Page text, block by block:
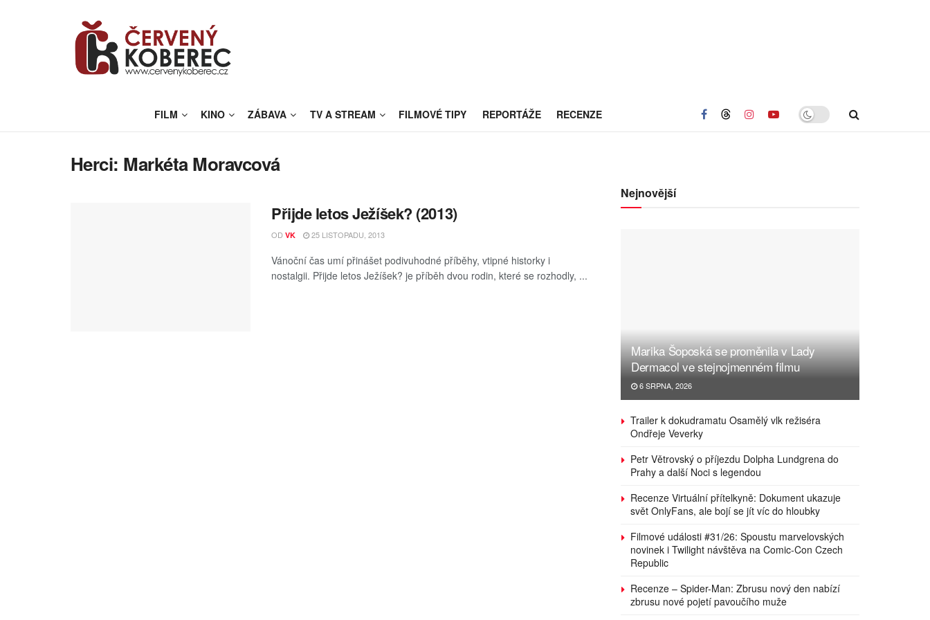
FILM KINO ZÁBAVA TV A STREAM FILMOVÉ TIPY REPORTÁŽE RECENZE
Herci: Markéta Moravcová
Přijde letos Ježíšek? (2013)
OD VK 25 LISTOPADU, 2013
Vánoční čas umí přinášet podivuhodné příběhy, vtipné historky i
nostalgii. Přijde letos Ježíšek? je příběh dvou rodin, které se rozhodly, ...
Nejnovější
Marika Šoposká se proměnila v Lady
Dermacol ve stejnojmenném filmu
6 SRPNA, 2026
Trailer k dokudramatu Osamělý vlk režiséra
Ondřeje Veverky
Petr Větrovský o příjezdu Dolpha Lundgrena do
Prahy a další Noci s legendou
Recenze Virtuální přítelkyně: Dokument ukazuje
svět OnlyFans, ale bojí se jít víc do hloubky
Filmové události #31/26: Spoustu marvelovských
novinek i Twilight návštěva na Comic-Con Czech
Republic
Recenze – Spider-Man: Zbrusu nový den nabízí
zbrusu nové pojetí pavoučího muže